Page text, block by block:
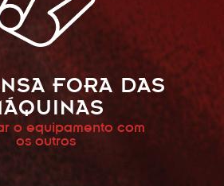
FORA DAS
o equipamento com
os outros